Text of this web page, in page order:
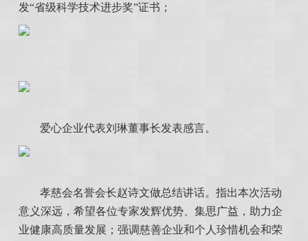
发“省级科学技术进步奖”证书；
爱心企业代表刘琳董事长发表感言。
孝慈会名誉会长赵诗文做总结讲话。指出本次活动
意义深远，希望各位专家发辉优势、集思广益，助力企
业健康高质量发展；强调慈善企业和个人珍惜机会和荣